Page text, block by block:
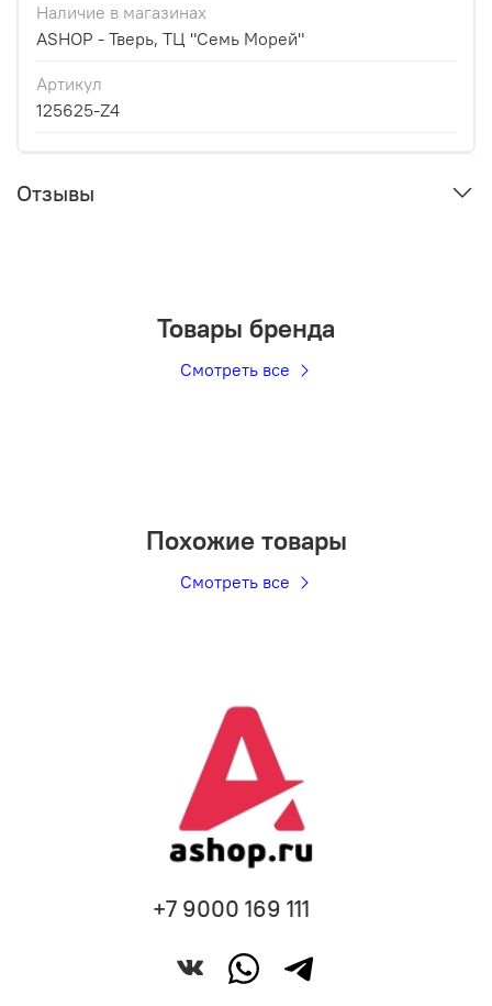
Наличие в магазинах
ASHOP - Тверь, ТЦ "Семь Морей"
Артикул
125625-Z4
Отзывы
Товары бренда
Смотреть все
Похожие товары
Смотреть все
+7 9000 169 111